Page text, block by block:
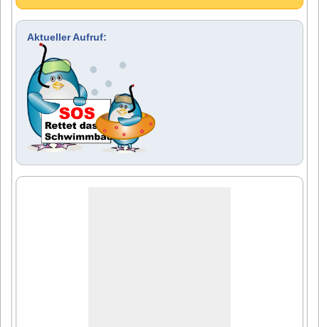
Aktueller Aufruf: